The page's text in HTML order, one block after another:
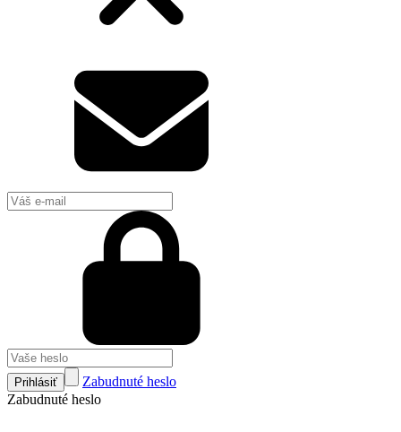
Prihlásiť
Zabudnuté heslo
Zabudnuté heslo